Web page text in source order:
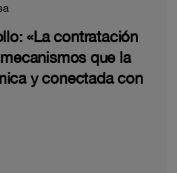
«La contratación
que la
y conectada con